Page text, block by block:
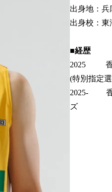
出身地：兵
出身校：東
■経歴
2025 香
(特別指定
2025- 香
ズ